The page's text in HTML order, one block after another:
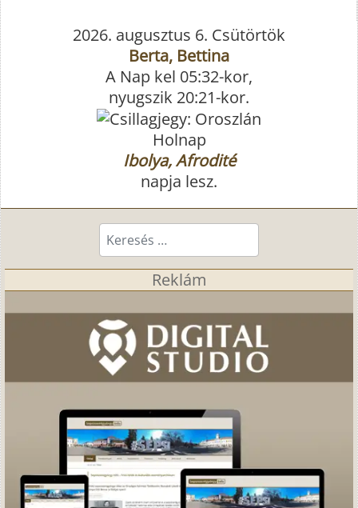
2026. augusztus 6. Csütörtök
Berta, Bettina
A Nap kel 05:32-kor,
nyugszik 20:21-kor.
Holnap
Ibolya, Afrodité
napja lesz.
Keresés...
Reklám